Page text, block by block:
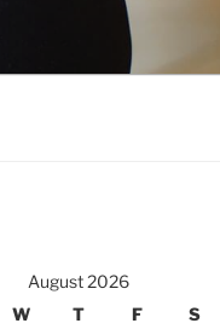
August 2026
W T F S